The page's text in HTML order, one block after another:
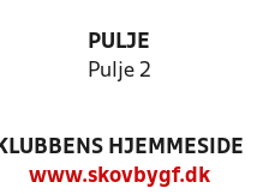
PULJE
Pulje 2
KLUBBENS HJEMMESIDE
www.skovbygf.dk